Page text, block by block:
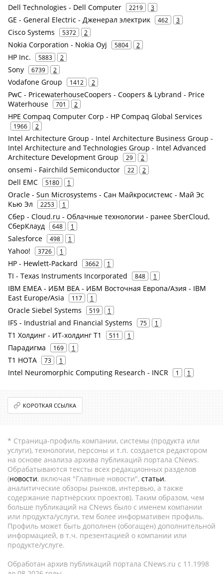
Dell Technologies - Dell Computer 2219 3
GE - General Electric - Дженерал электрик 462 3
Cisco Systems 5372 2
Nokia Corporation - Nokia Oyj 5804 2
HP Inc. 5883 2
Sony 6739 2
Vodafone Group 1412 2
PwC - PricewaterhouseCoopers - Coopers & Lybrand - Price
Waterhouse
701 2
HPE Compaq Computer Corp - HP Compaq Global Services
1966 2
Intel Architecture Group - Intel Architecture Business Group -
Intel Architecture and Technologies Group - Intel Advanced
Architecture Development Group
29 2
onsemi - Fairchild Semiconductor 22 2
Dell EMC 5180 1
Oracle - Sun Microsystems - Сан Майкросистемс - Май Эс
Кью Эл
2253 1
Сбер - Cloud.ru - Облачные технологии - ранее SberCloud,
СберКлауд
648 1
Salesforce 498 1
Yahoo! 3726 1
HP - Hewlett-Packard 3662 1
TI - Texas Instruments Incorporated 848 1
IBM EMEA - ИБМ ВЕА - ИБМ Восточная Европа/Азия - IBM
East Europe/Asia
117 1
Oracle Siebel Systems 519 1
IFS - Industrial and Financial Systems 75 1
Т1 Холдинг - ИТ-холдинг Т1 511 1
Парадигма 169 1
Т1 НОТА 73 1
Intel Neuromorphic Computing Research - INCR 1 1
КОРОТКАЯ ССЫЛКА
* Страница-профиль компании, системы (продукта или
услуги), технологии, персоны и т.п. создается редактором
на основе анализа архива публикаций портала CNews.
Обрабатываются тексты всех редакционных разделов
(новости, включая "Главные новости", статьи,
аналитические обзоры рынков, интервью, а также
содержание партнёрских проектов). Таким образом, чем
больше публикаций на CNews было с именем компании
или продукта/услуги, тем более информативен профиль.
Профиль может быть дополнен (обогащен) дополнительной
информацией, в т.ч. презентацией о компании или
продукте/услуге.
Обработан архив публикаций портала CNews.ru c 11.1998